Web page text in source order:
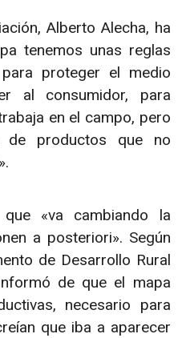
Alberto Alecha, ha
tenemos unas reglas
proteger el medio
al consumidor, para
en el campo, pero
de productos que no
«va cambiando la
a posteriori». Según
de Desarrollo Rural
de que el mapa
necesario para
que iba a aparecer